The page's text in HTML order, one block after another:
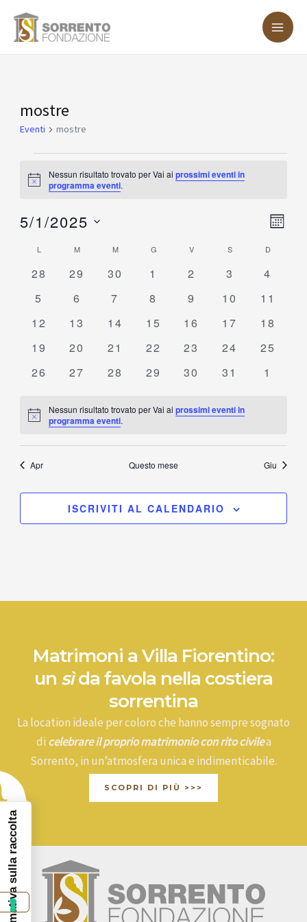
mostre
Eventi mostre
Eventi
Notice
Nessun risultato trovato per Vai aiprossimi eventi in
programma eventi.
MESE
5/1/2025
data.
Calendario
di
Eventi
L M M G V S D
0
28
0
29
0
30
0
1
0
2
0
3
0
4
0
5
0
6
0
7
0
8
0
9
0
10
0
11
0
12
0
13
0
14
0
15
0
16
0
17
0
18
0
19
0
20
0
21
0
22
0
23
0
24
0
25
0
26
0
27
0
28
0
29
0
30
0
31
0
1
Notice
Nessun risultato trovato per Vai aiprossimi eventi in
programma eventi.
Apr Questo mese Giu
ISCRIVITI AL CALENDARIO
Matrimoni a Villa Fiorentino:
un sìda favola nella costiera
sorrentina
La location ideale per coloro che hanno sempre sognato
di celebrare il proprio matrimonio con rito civilea
Sorrento, in un’atmosfera unica e indimenticabile.
SCOPRI DI PIÙ >>>
Informativa sulla raccolta